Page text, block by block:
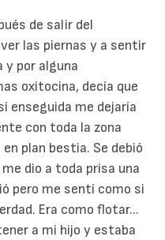
de salir del
las piernas y a sentir
y por alguna
oxitocina, decía que
enseguida me dejaría
con toda la zona
plan bestia. Se debió
dio a toda prisa una
pero me sentí como si
Era como flotar...
a mi hijo y estaba